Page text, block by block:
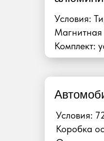
Условия:
Магнитная
Комплект:
Условия:
Коробка